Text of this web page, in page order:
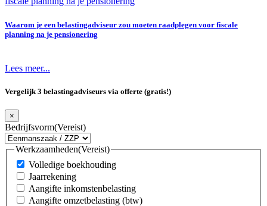
Waarom je een belastingadviseur zou moeten raadplegen voor fiscale
planning na je pensionering
Lees meer...
Vergelijk 3 belastingadviseurs via offerte (gratis!)
×
Bedrijfsvorm(Vereist)
Werkzaamheden(Vereist)
Volledige boekhouding
Jaarrekening
Aangifte inkomstenbelasting
Aangifte omzetbelasting (btw)